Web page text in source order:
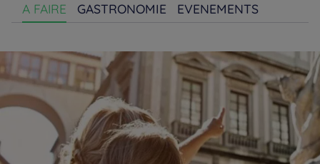
A FAIRE GASTRONOMIE EVENEMENTS